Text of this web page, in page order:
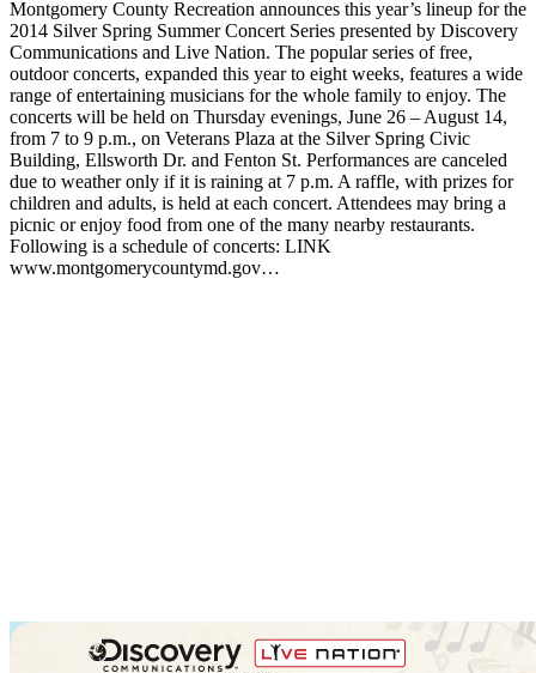
Montgomery County Recreation announces this year’s lineup for the
2014 Silver Spring Summer Concert Series presented by Discovery
Communications and Live Nation. The popular series of free,
outdoor concerts, expanded this year to eight weeks, features a wide
range of entertaining musicians for the whole family to enjoy. The
concerts will be held on Thursday evenings, June 26 – August 14,
from 7 to 9 p.m., on Veterans Plaza at the Silver Spring Civic
Building, Ellsworth Dr. and Fenton St. Performances are canceled
due to weather only if it is raining at 7 p.m. A raffle, with prizes for
children and adults, is held at each concert. Attendees may bring a
picnic or enjoy food from one of the many nearby restaurants.
Following is a schedule of concerts: LINK
www.montgomerycountymd.gov…